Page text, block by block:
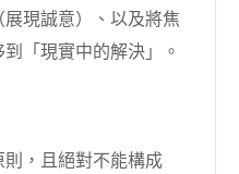
現誠意）、以及將焦
「現實中的解決」。
，且絕對不能構成